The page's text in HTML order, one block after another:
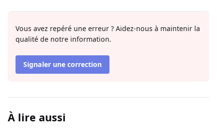
Vous avez repéré une erreur ? Aidez-nous à maintenir la
qualité de notre information.
Signaler une correction
À lire aussi